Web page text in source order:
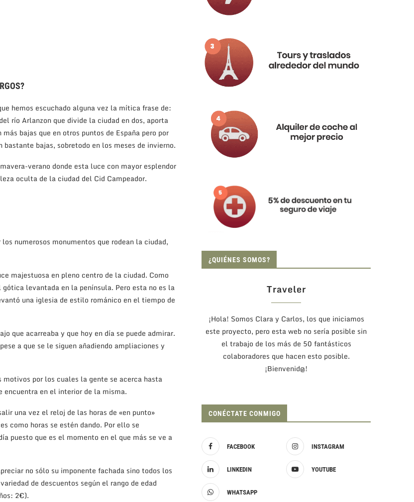
hemos escuchado alguna vez la mítica frase de:
río Arlanzon que divide la ciudad en dos, aporta
bajas que en otros puntos de España pero por
bajas, sobretodo en los meses de invierno.
verano donde esta luce con mayor esplendor
oculta de la ciudad del Cid Campeador.
numerosos monumentos que rodean la ciudad,
majestuosa en pleno centro de la ciudad. Como
levantada en la península. Pero esta no es la
una iglesia de estilo románico en el tiempo de
que acarreaba y que hoy en día se puede admirar.
a que se le siguen añadiendo ampliaciones y
motivos por los cuales la gente se acerca hasta
encuentra en el interior de la misma.
una vez el reloj de las horas de «en punto»
como horas se estén dando. Por ello se
puesto que es el momento en el que más se ve a
no sólo su imponente fachada sino todos los
de descuentos según el rango de edad
2€).
¿QUIÉNES SOMOS?
Traveler
¡Hola! Somos Clara y Carlos, los que iniciamos
este proyecto, pero esta web no sería posible sin
el trabajo de los más de 50 fantásticos
colaboradores que hacen esto posible.
¡Bienvenid@!
CONÉCTATE CONMIGO
FACEBOOK INSTAGRAM
LINKEDIN YOUTUBE
WHATSAPP